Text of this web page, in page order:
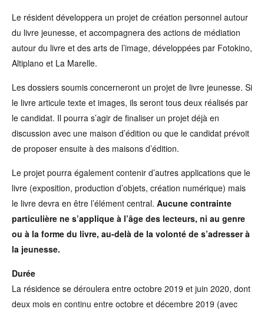
Le résident développera un projet de création personnel autour
du livre jeunesse, et accompagnera des actions de médiation
autour du livre et des arts de l’image, développées par Fotokino,
Altiplano et La Marelle.
Les dossiers soumis concerneront un projet de livre jeunesse. Si
le livre articule texte et images, ils seront tous deux réalisés par
le candidat. Il pourra s’agir de finaliser un projet déjà en
discussion avec une maison d’édition ou que le candidat prévoit
de proposer ensuite à des maisons d’édition.
Le projet pourra également contenir d’autres applications que le
livre (exposition, production d’objets, création numérique) mais
le livre devra en être l’élément central. Aucune contrainte
particulière ne s’applique à l’âge des lecteurs, ni au genre
ou à la forme du livre, au-delà de la volonté de s’adresser à
la jeunesse.
Durée
La résidence se déroulera entre octobre 2019 et juin 2020, dont
deux mois en continu entre octobre et décembre 2019 (avec